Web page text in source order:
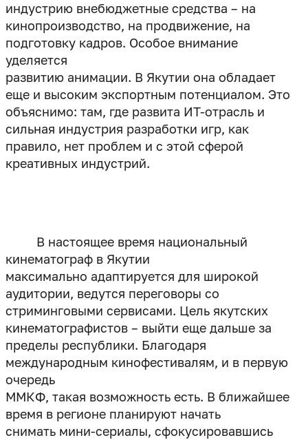
индустрию внебюджетные средства – на
кинопроизводство, на продвижение, на
подготовку кадров. Особое внимание
уделяется
развитию анимации. В Якутии она обладает
еще и высоким экспортным потенциалом. Это
объяснимо: там, где развита ИТ-отрасль и
сильная индустрия разработки игр, как
правило, нет проблем и с этой сферой
креативных индустрий.
В настоящее время национальный
кинематограф в Якутии
максимально адаптируется для широкой
аудитории, ведутся переговоры со
стриминговыми сервисами. Цель якутских
кинематографистов – выйти еще дальше за
пределы республики. Благодаря
международным кинофестивалям, и в первую
очередь
ММКФ, такая возможность есть. В ближайшее
время в регионе планируют начать
снимать мини-сериалы, сфокусировавшись